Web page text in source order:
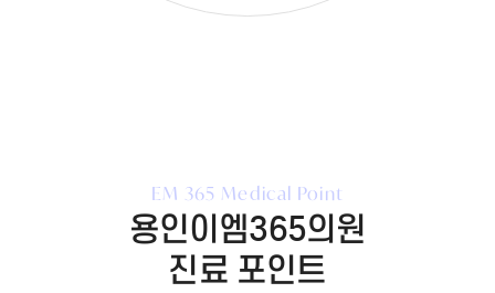
EM 365 Medical Point
용인이엠365의원
진료 포인트